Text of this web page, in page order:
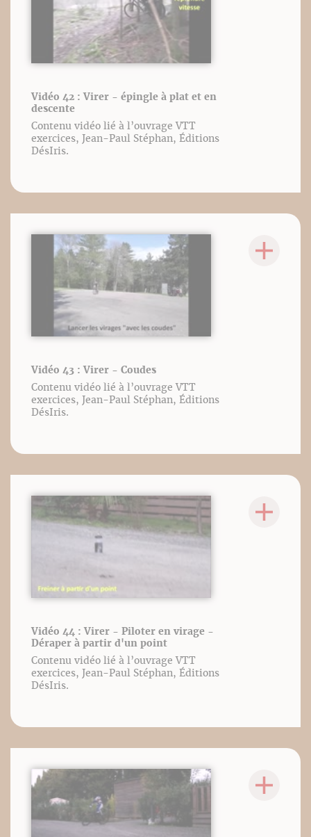
Vidéo 42 : Virer - épingle à plat et en
descente
Contenu vidéo lié à l’ouvrage VTT
exercices, Jean-Paul Stéphan, Éditions
DésIris.
Vidéo 43 : Virer - Coudes
Contenu vidéo lié à l’ouvrage VTT
exercices, Jean-Paul Stéphan, Éditions
DésIris.
Vidéo 44 : Virer - Piloter en virage -
Déraper à partir d'un point
Contenu vidéo lié à l’ouvrage VTT
exercices, Jean-Paul Stéphan, Éditions
DésIris.